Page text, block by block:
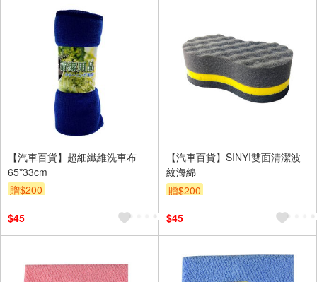
【汽車百貨】超細纖維洗車布
65*33cm
贈$200
$45
【汽車百貨】SINYI雙面清潔波
紋海綿
贈$200
$45